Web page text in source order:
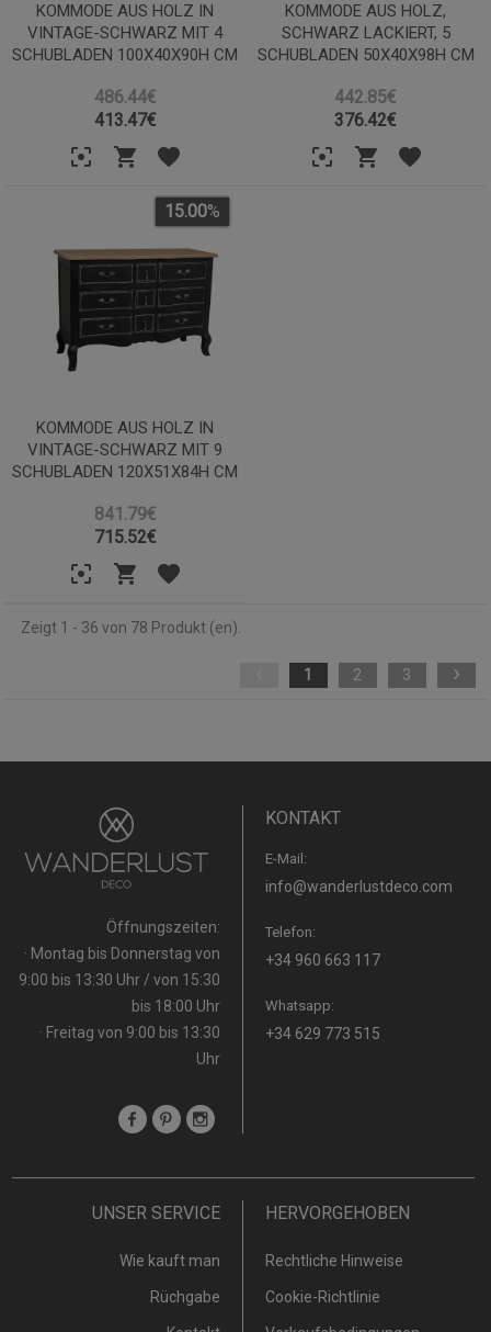
KOMMODE AUS HOLZ IN
VINTAGE-SCHWARZ MIT 4
SCHUBLADEN 100X40X90H CM
486.44€
413.47€
KOMMODE AUS HOLZ,
SCHWARZ LACKIERT, 5
SCHUBLADEN 50X40X98H CM
442.85€
376.42€
KOMMODE AUS HOLZ IN
VINTAGE-SCHWARZ MIT 9
SCHUBLADEN 120X51X84H CM
841.79€
15.00%
715.52€
Zeigt 1 - 36 von 78 Produkt (en).
1 2 3 ›
Öffnungszeiten:
· Montag bis Donnerstag von
9:00 bis 13:30 Uhr / von 15:30
bis 18:00 Uhr
· Freitag von 9:00 bis 13:30
Uhr
KONTAKT
E-Mail:
info@wanderlustdeco.com
Telefon:
+34 960 663 117
Whatsapp:
+34 629 773 515
UNSER SERVICE
Wie kauft man
Rüchgabe
HERVORGEHOBEN
Rechtliche Hinweise
Cookie-Richtlinie